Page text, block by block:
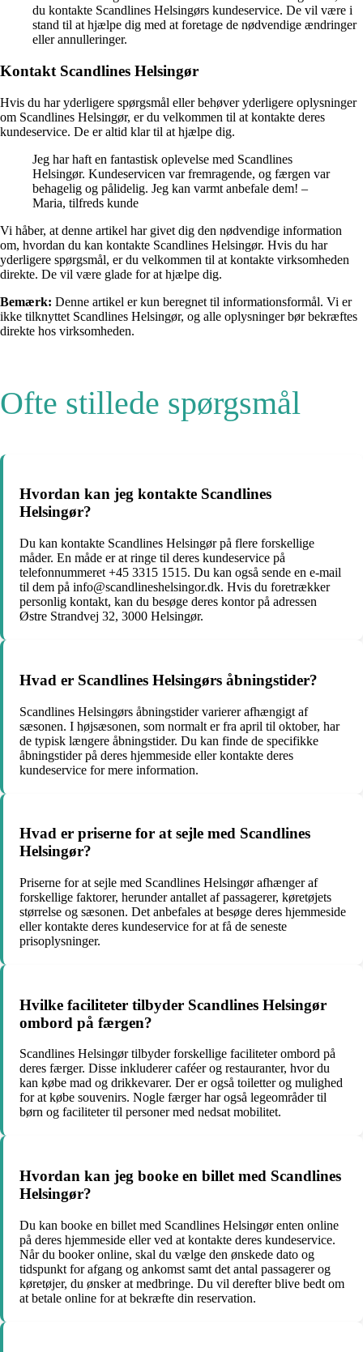
du kontakte Scandlines Helsingørs kundeservice. De vil være i
stand til at hjælpe dig med at foretage de nødvendige ændringer
eller annulleringer.
Kontakt Scandlines Helsingør
Hvis du har yderligere spørgsmål eller behøver yderligere oplysninger
om Scandlines Helsingør, er du velkommen til at kontakte deres
kundeservice. De er altid klar til at hjælpe dig.
Jeg har haft en fantastisk oplevelse med Scandlines
Helsingør. Kundeservicen var fremragende, og færgen var
behagelig og pålidelig. Jeg kan varmt anbefale dem! –
Maria, tilfreds kunde
Vi håber, at denne artikel har givet dig den nødvendige information
om, hvordan du kan kontakte Scandlines Helsingør. Hvis du har
yderligere spørgsmål, er du velkommen til at kontakte virksomheden
direkte. De vil være glade for at hjælpe dig.
Bemærk: Denne artikel er kun beregnet til informationsformål. Vi er
ikke tilknyttet Scandlines Helsingør, og alle oplysninger bør bekræftes
direkte hos virksomheden.
Ofte stillede spørgsmål
Hvordan kan jeg kontakte Scandlines
Helsingør?
Du kan kontakte Scandlines Helsingør på flere forskellige
måder. En måde er at ringe til deres kundeservice på
telefonnummeret +45 3315 1515. Du kan også sende en e-mail
til dem på info@scandlineshelsingor.dk. Hvis du foretrækker
personlig kontakt, kan du besøge deres kontor på adressen
Østre Strandvej 32, 3000 Helsingør.
Hvad er Scandlines Helsingørs åbningstider?
Scandlines Helsingørs åbningstider varierer afhængigt af
sæsonen. I højsæsonen, som normalt er fra april til oktober, har
de typisk længere åbningstider. Du kan finde de specifikke
åbningstider på deres hjemmeside eller kontakte deres
kundeservice for mere information.
Hvad er priserne for at sejle med Scandlines
Helsingør?
Priserne for at sejle med Scandlines Helsingør afhænger af
forskellige faktorer, herunder antallet af passagerer, køretøjets
størrelse og sæsonen. Det anbefales at besøge deres hjemmeside
eller kontakte deres kundeservice for at få de seneste
prisoplysninger.
Hvilke faciliteter tilbyder Scandlines Helsingør
ombord på færgen?
Scandlines Helsingør tilbyder forskellige faciliteter ombord på
deres færger. Disse inkluderer caféer og restauranter, hvor du
kan købe mad og drikkevarer. Der er også toiletter og mulighed
for at købe souvenirs. Nogle færger har også legeområder til
børn og faciliteter til personer med nedsat mobilitet.
Hvordan kan jeg booke en billet med Scandlines
Helsingør?
Du kan booke en billet med Scandlines Helsingør enten online
på deres hjemmeside eller ved at kontakte deres kundeservice.
Når du booker online, skal du vælge den ønskede dato og
tidspunkt for afgang og ankomst samt det antal passagerer og
køretøjer, du ønsker at medbringe. Du vil derefter blive bedt om
at betale online for at bekræfte din reservation.